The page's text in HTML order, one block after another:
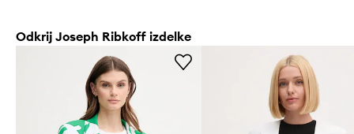
Odkrij Joseph Ribkoff izdelke